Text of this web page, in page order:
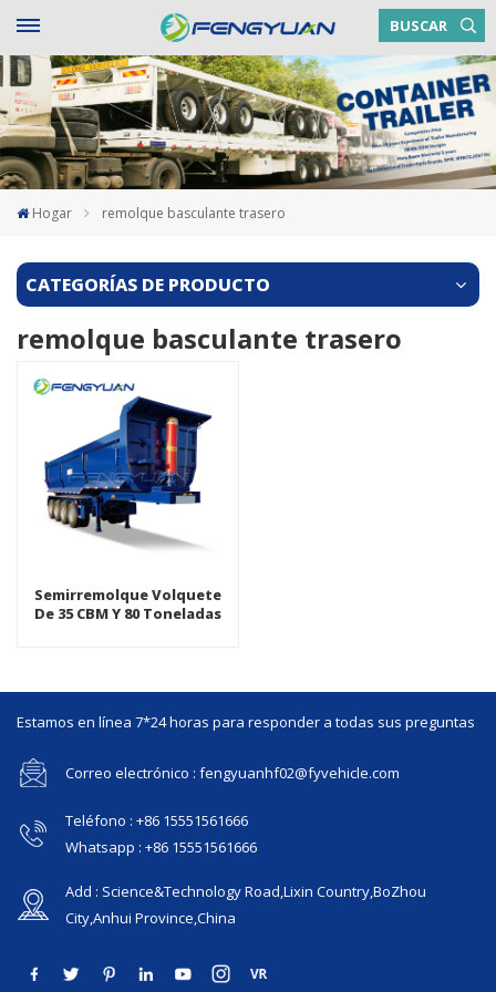
BUSCAR
Hogar remolque basculante trasero
CATEGORÍAS DE PRODUCTO
remolque basculante trasero
Semirremolque Volquete
De 35 CBM Y 80 Toneladas
Estamos en línea 7*24 horas para responder a todas sus preguntas
Correo electrónico : fengyuanhf02@fyvehicle.com
Teléfono : +86 15551561666
Whatsapp : +86 15551561666
Add : Science&Technology Road,Lixin Country,BoZhou
City,Anhui Province,China